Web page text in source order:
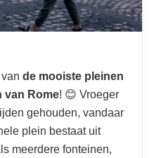
de mooiste pleinen
van Rome! 😊 Vroeger
gehouden, vandaar
plein bestaat uit
meerdere fonteinen,